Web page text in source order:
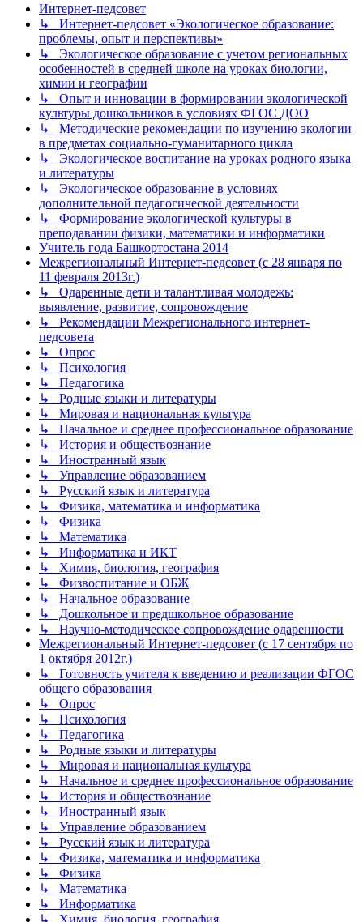
Интернет-педсовет
↳ Интернет-педсовет «Экологическое образование:
проблемы, опыт и перспективы»
↳ Экологическое образование с учетом региональных
особенностей в средней школе на уроках биологии,
химии и географии
↳ Опыт и инновации в формировании экологической
культуры дошкольников в условиях ФГОС ДОО
↳ Методические рекомендации по изучению экологии
в предметах социально-гуманитарного цикла
↳ Экологическое воспитание на уроках родного языка
и литературы
↳ Экологическое образование в условиях
дополнительной педагогической деятельности
↳ Формирование экологической культуры в
преподавании физики, математики и информатики
Учитель года Башкортостана 2014
Межрегиональный Интернет-педсовет (с 28 января по
11 февраля 2013г.)
↳ Одаренные дети и талантливая молодежь:
выявление, развитие, сопровождение
↳ Рекомендации Межрегионального интернет-
педсовета
↳ Опрос
↳ Психология
↳ Педагогика
↳ Родные языки и литературы
↳ Мировая и национальная культура
↳ Начальное и среднее профессиональное образование
↳ История и обществознание
↳ Иностранный язык
↳ Управление образованием
↳ Русский язык и литература
↳ Физика, математика и информатика
↳ Физика
↳ Математика
↳ Информатика и ИКТ
↳ Химия, биология, география
↳ Физвоспитание и ОБЖ
↳ Начальное образование
↳ Дошкольное и предшкольное образование
↳ Научно-методическое сопровождение одаренности
Межрегиональный Интернет-педсовет (с 17 сентября по
1 октября 2012г.)
↳ Готовность учителя к введению и реализации ФГОС
общего образования
↳ Опрос
↳ Психология
↳ Педагогика
↳ Родные языки и литературы
↳ Мировая и национальная культура
↳ Начальное и среднее профессиональное образование
↳ История и обществознание
↳ Иностранный язык
↳ Управление образованием
↳ Русский язык и литература
↳ Физика, математика и информатика
↳ Физика
↳ Математика
↳ Информатика
↳ Химия, биология, география